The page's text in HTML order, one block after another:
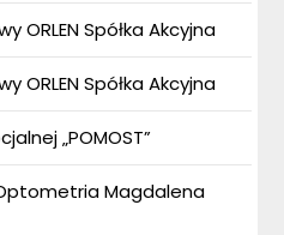
ORLEN Spółka Akcyjna
ORLEN Spółka Akcyjna
„POMOST”
Magdalena